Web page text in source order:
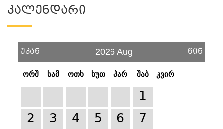
Კალენდარი
უკან 2026 Aug წინ
ორშ სამ ოთხ ხუთ პარ შაბ კვირ
1
2
3 4 5 6
7